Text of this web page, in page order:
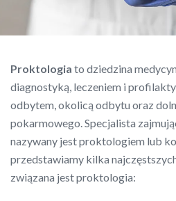
Proktologia to dziedzina
diagnostyką, leczeniem i
odbytem, okolicą odbytu oraz
pokarmowego. Specjalista
nazywany jest proktologiem lub
przedstawiamy kilka
związana jest proktologia: